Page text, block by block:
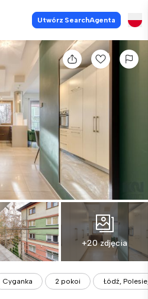
Utwórz SearchAgenta
+20 zdjęcia
Cyganka 2 pokoi Łódź,